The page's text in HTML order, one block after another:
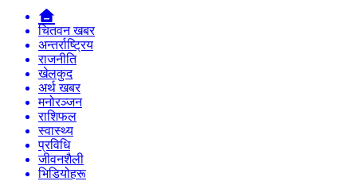
चितवन खबर
अन्तर्राष्ट्रिय
राजनीति
खेलकुद
अर्थ खबर
मनोरञ्जन
राशिफल
स्वास्थ्य
प्रविधि
जीवनशैली
भिडियोहरू